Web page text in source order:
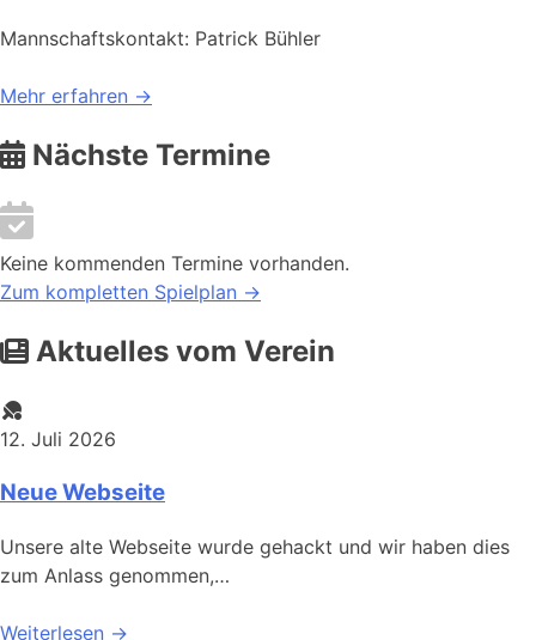
Mannschaftskontakt: Patrick Bühler
Mehr erfahren →
Nächste Termine
Keine kommenden Termine vorhanden.
Zum kompletten Spielplan →
Aktuelles vom Verein
12. Juli 2026
Neue Webseite
Unsere alte Webseite wurde gehackt und wir haben dies
zum Anlass genommen,…
Weiterlesen →